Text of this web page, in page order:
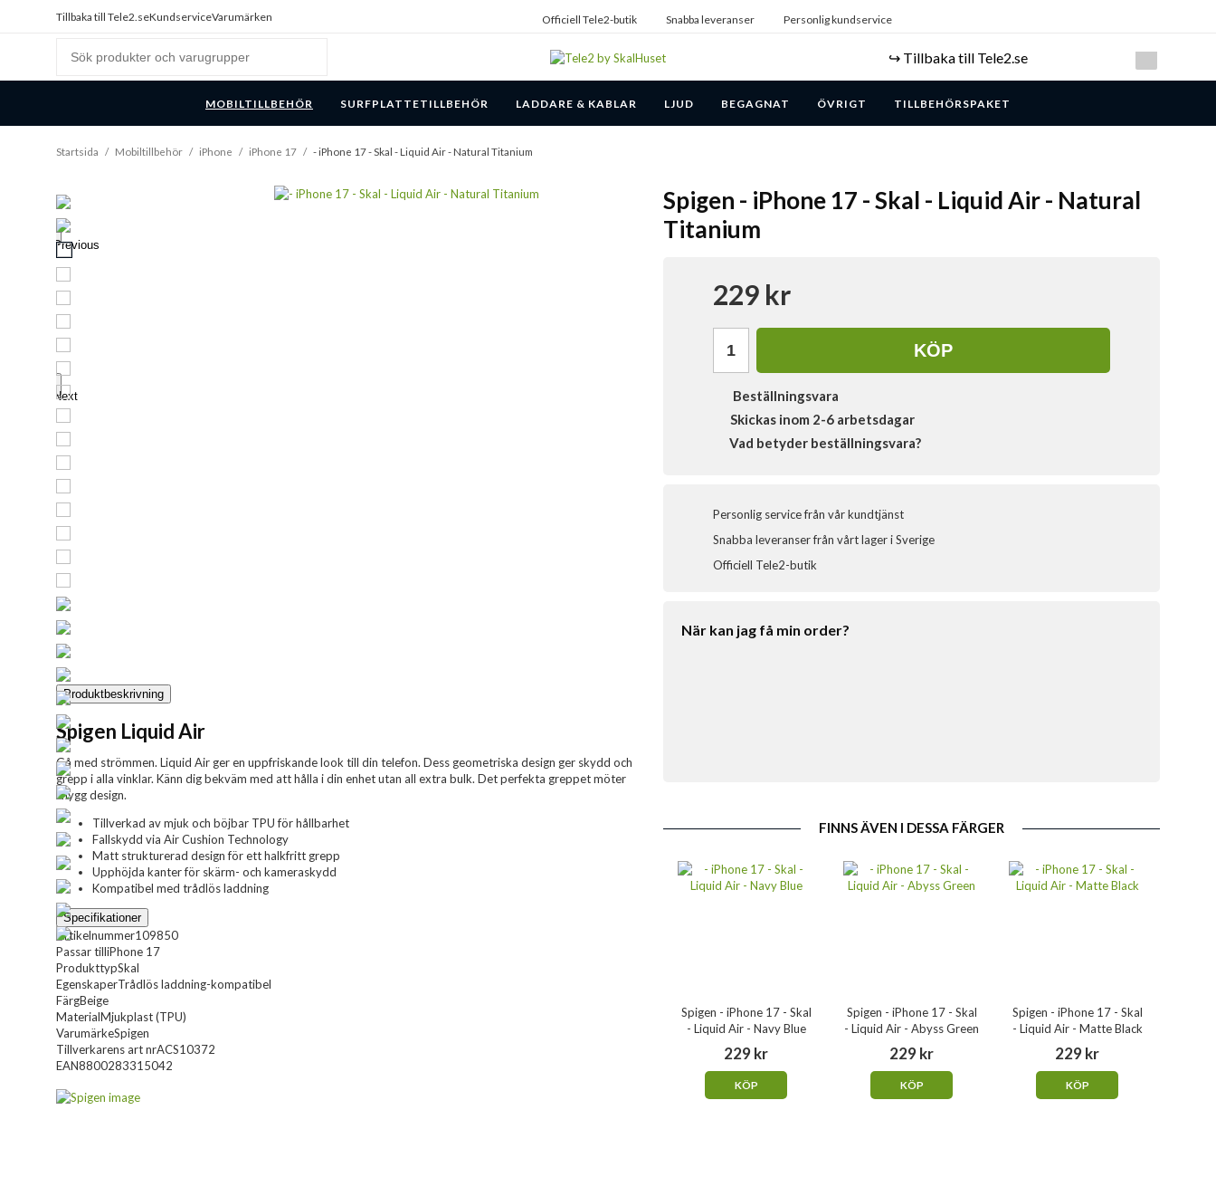
Tillbaka till Tele2.seKundserviceVarumärken Officiell Tele2-butik Snabba leveranser Personlig kundservice
↪️ Tillbaka till Tele2.se
MOBILTILLBEHÖR SURFPLATTETILLBEHÖR LADDARE & KABLAR LJUD BEGAGNAT ÖVRIGT TILLBEHÖRSPAKET
Startsida / Mobiltillbehör / iPhone / iPhone 17 / - iPhone 17 - Skal - Liquid Air - Natural Titanium
Previous
Next
Spigen - iPhone 17 - Skal - Liquid Air - Natural
Titanium
229 kr
KÖP
Beställningsvara
Skickas inom 2-6 arbetsdagar
Vad betyder beställningsvara?
Personlig service från vår kundtjänst
Snabba leveranser från vårt lager i Sverige
Officiell Tele2-butik
När kan jag få min order?
FINNS ÄVEN I DESSA FÄRGER
Spigen - iPhone 17 - Skal
- Liquid Air - Navy Blue
229 kr
KÖP
Spigen - iPhone 17 - Skal
- Liquid Air - Abyss Green
229 kr
KÖP
Spigen - iPhone 17 - Skal
- Liquid Air - Matte Black
229 kr
KÖP
Produktbeskrivning
Spigen Liquid Air
Gå med strömmen. Liquid Air ger en uppfriskande look till din telefon. Dess geometriska design ger skydd och
grepp i alla vinklar. Känn dig bekväm med att hålla i din enhet utan all extra bulk. Det perfekta greppet möter
snygg design.
Tillverkad av mjuk och böjbar TPU för hållbarhet
Fallskydd via Air Cushion Technology
Matt strukturerad design för ett halkfritt grepp
Upphöjda kanter för skärm- och kameraskydd
Kompatibel med trådlös laddning
Specifikationer
Artikelnummer109850
Passar tilliPhone 17
ProdukttypSkal
EgenskaperTrådlös laddning-kompatibel
FärgBeige
MaterialMjukplast (TPU)
VarumärkeSpigen
Tillverkarens art nrACS10372
EAN8800283315042